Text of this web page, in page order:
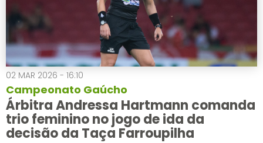
02 MAR 2026 - 16:10
Campeonato Gaúcho
Árbitra Andressa Hartmann comanda
trio feminino no jogo de ida da
decisão da Taça Farroupilha